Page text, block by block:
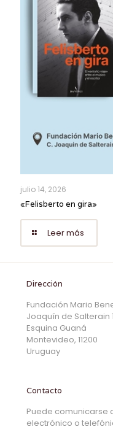
julio 14, 2026
«Felisberto en gira»
Leer más
Dirección
Fundación Mario
Joaquín de Salterain
Esquina Guaná
Montevideo, 11200
Uruguay
Contacto
Puede comunicarse
electrónico o